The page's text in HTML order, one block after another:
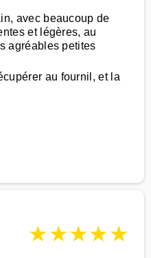
avec beaucoup de
et légères, au
agréables petites
au fournil, et la
★★★★★